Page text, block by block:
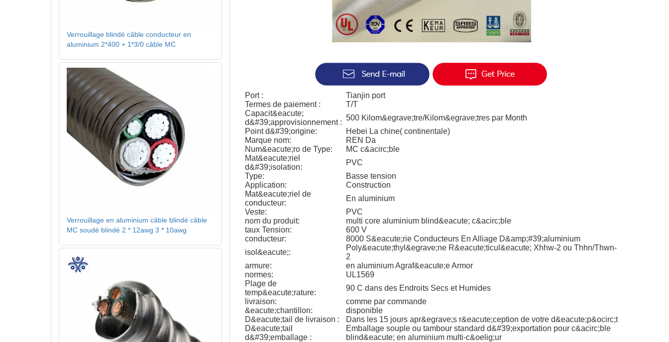
Port :
Tianjin port
Termes de paiement :
T/T
Capacit&eacute;
d&#39;approvisionnement :
500 Kilom&egrave;tre/Kilom&egrave;tres par Month
Point d&#39;origine:
Hebei La chine( continentale)
Marque nom:
REN Da
Num&eacute;ro de Type:
MC c&acirc;ble
Mat&eacute;riel
d&#39;isolation:
PVC
Type:
Basse tension
Application:
Construction
Mat&eacute;riel de
conducteur:
En aluminium
Veste:
PVC
nom du produit:
multi core aluminium blind&eacute; c&acirc;ble
taux Tension:
600 V
conducteur:
8000 S&eacute;rie Conducteurs En Alliage D&amp;#39;aluminium
isol&eacute;:
Poly&eacute;thyl&egrave;ne R&eacute;ticul&eacute; Xhhw-2 ou Thhn/Thwn-
2
armure:
en aluminium Agraf&eacute;e Armor
normes:
UL1569
Plage de
temp&eacute;rature:
90 C dans des Endroits Secs et Humides
livraison:
comme par commande
&eacute;chantillon:
disponible
D&eacute;tail de livraison :
Dans les 15 jours apr&egrave;s r&eacute;ception de votre d&eacute;p&ocirc;t
D&eacute;tail
d&#39;emballage :
Emballage souple ou tambour standard d&#39;exportation pour c&acirc;ble
blind&eacute; en aluminium multi-c&oelig;ur
Verrouillage blindé câble conducteur en
aluminium 2*400 + 1*3/0 câble MC
Verrouillage en aluminium câble blindé câble
MC soudé blindé 2 * 12awg 3 * 10awg